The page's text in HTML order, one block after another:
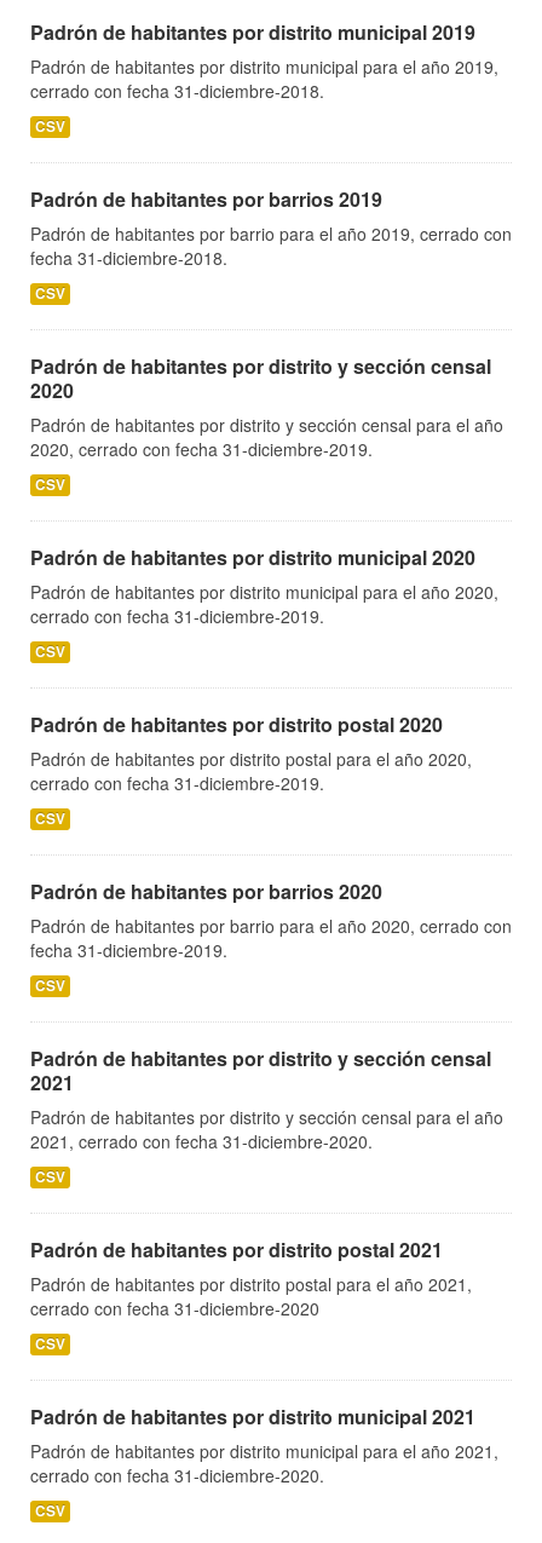
Padrón de habitantes por distrito municipal 2019
Padrón de habitantes por distrito municipal para el año 2019,
cerrado con fecha 31-diciembre-2018.
CSV
Padrón de habitantes por barrios 2019
Padrón de habitantes por barrio para el año 2019, cerrado con
fecha 31-diciembre-2018.
CSV
Padrón de habitantes por distrito y sección censal
2020
Padrón de habitantes por distrito y sección censal para el año
2020, cerrado con fecha 31-diciembre-2019.
CSV
Padrón de habitantes por distrito municipal 2020
Padrón de habitantes por distrito municipal para el año 2020,
cerrado con fecha 31-diciembre-2019.
CSV
Padrón de habitantes por distrito postal 2020
Padrón de habitantes por distrito postal para el año 2020,
cerrado con fecha 31-diciembre-2019.
CSV
Padrón de habitantes por barrios 2020
Padrón de habitantes por barrio para el año 2020, cerrado con
fecha 31-diciembre-2019.
CSV
Padrón de habitantes por distrito y sección censal
2021
Padrón de habitantes por distrito y sección censal para el año
2021, cerrado con fecha 31-diciembre-2020.
CSV
Padrón de habitantes por distrito postal 2021
Padrón de habitantes por distrito postal para el año 2021,
cerrado con fecha 31-diciembre-2020
CSV
Padrón de habitantes por distrito municipal 2021
Padrón de habitantes por distrito municipal para el año 2021,
cerrado con fecha 31-diciembre-2020.
CSV